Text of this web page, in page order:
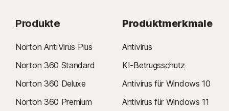
Produkte
Norton AntiVirus Plus
Norton 360 Standard
Norton 360 Deluxe
Norton 360 Premium
Produktmerkmale
Antivirus
KI-Betrugsschutz
Antivirus für Windows 10
Antivirus für Windows 11